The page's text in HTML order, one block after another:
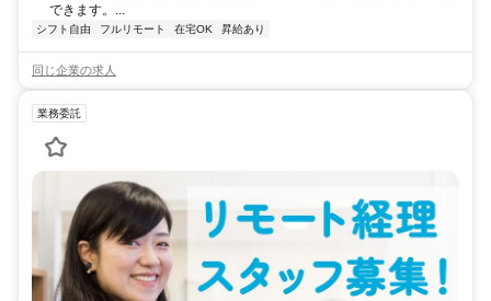
できます。...
シフト自由 フルリモート 在宅OK 昇給あり
同じ企業の求人
業務委託